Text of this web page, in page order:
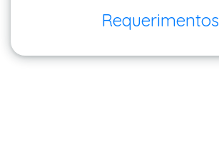
Requerimentos